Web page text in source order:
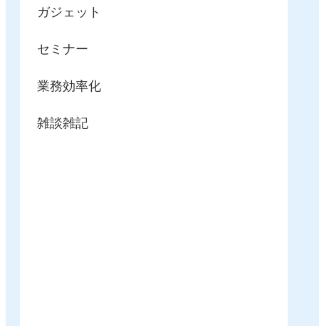
ガジェット
セミナー
業務効率化
雑談雑記